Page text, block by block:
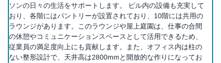
ソンの日々の生活をサポートします。 ビル内の設備も充実して
おり、各階にはパントリーが設置されており、10階には共用の
ラウンジがあります。このラウンジや屋上庭園は、仕事の合間
の休憩やコミュニケーションスペースとして活用できるため、
従業員の満足度向上にも貢献します。また、オフィス内は柱の
ない整形設計で、天井高は2800mmと開放的な作りになってお